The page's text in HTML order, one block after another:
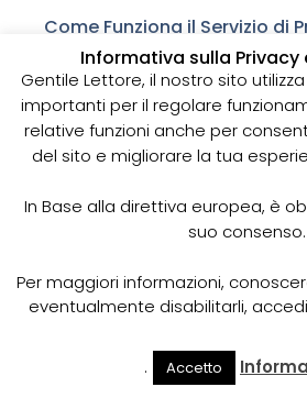
Come Funziona il Servizio di
Spurgo 24 Ore
Il nostro servizio di pronto
24h prevede l’utilizzo di
specifiche per rimuovere gli
tubature e risolvere ogni
allagamento. Il nostro
dotato di esperienza e
ad intervenire in tempi rapidi
professionalità per
Quando Richiedere il Servizio
Spurgo 24 Ore
particolarmente indicato
Cerca
Informativa sulla Privacy
Gentile Lettore, il nostro sito
importanti per il regolare
relative funzioni anche per
del sito e migliorare la tua
In Base alla direttiva europea, è
suo consenso.
Per maggiori informazioni,
eventualmente disabilitarli,
. Accetto